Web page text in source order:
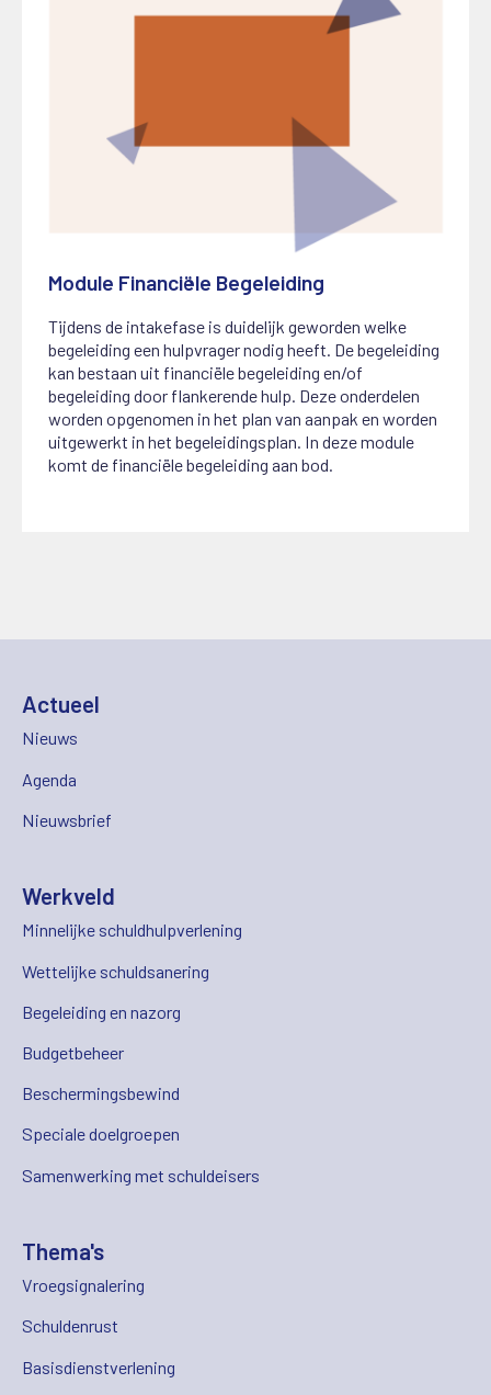
Module Financiële Begeleiding
1 juni 2025
Tijdens de intakefase is duidelijk geworden welke
begeleiding een hulpvrager nodig heeft. De begeleiding
kan bestaan uit financiële begeleiding en/of
begeleiding door flankerende hulp. Deze onderdelen
worden opgenomen in het plan van aanpak en worden
uitgewerkt in het begeleidingsplan. In deze module
komt de financiële begeleiding aan bod.
Actueel
Nieuws
Agenda
Nieuwsbrief
Werkveld
Minnelijke schuldhulpverlening
Wettelijke schuldsanering
Begeleiding en nazorg
Budgetbeheer
Beschermingsbewind
Speciale doelgroepen
Samenwerking met schuldeisers
Thema's
Vroegsignalering
Schuldenrust
Basisdienstverlening